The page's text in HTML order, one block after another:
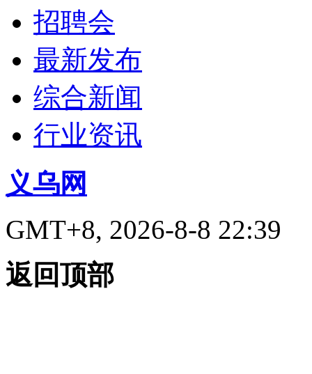
招聘会
最新发布
综合新闻
行业资讯
义乌网
GMT+8, 2026-8-8 22:39
返回顶部